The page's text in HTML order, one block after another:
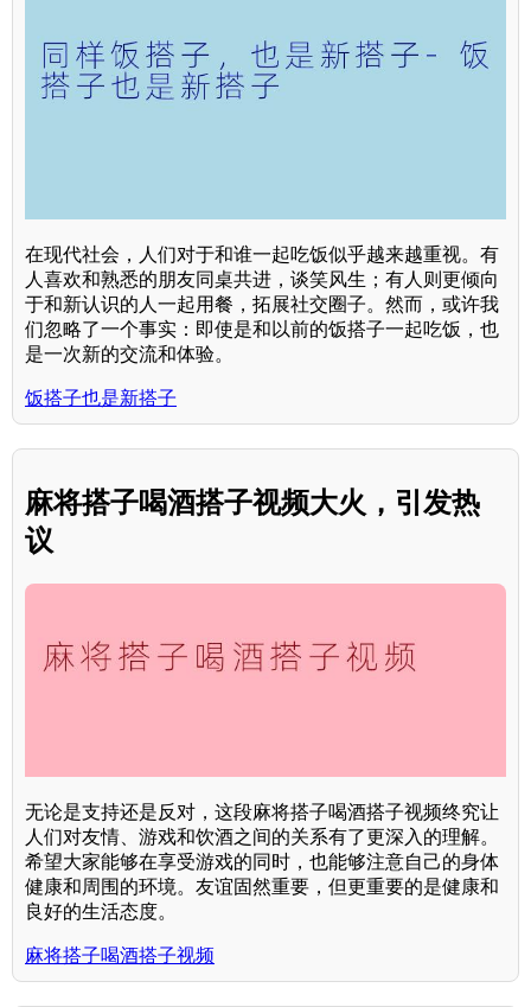
在现代社会，人们对于和谁一起吃饭似乎越来越重视。有
人喜欢和熟悉的朋友同桌共进，谈笑风生；有人则更倾向
于和新认识的人一起用餐，拓展社交圈子。然而，或许我
们忽略了一个事实：即使是和以前的饭搭子一起吃饭，也
是一次新的交流和体验。
饭搭子也是新搭子
麻将搭子喝酒搭子视频大火，引发热
议
无论是支持还是反对，这段麻将搭子喝酒搭子视频终究让
人们对友情、游戏和饮酒之间的关系有了更深入的理解。
希望大家能够在享受游戏的同时，也能够注意自己的身体
健康和周围的环境。友谊固然重要，但更重要的是健康和
良好的生活态度。
麻将搭子喝酒搭子视频